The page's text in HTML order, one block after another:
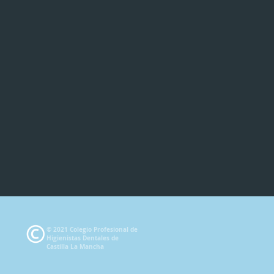
© 2021 Colegio Profesional de
Higienistas Dentales de
Castilla La Mancha